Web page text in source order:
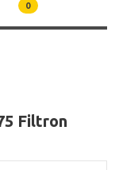
0
Filtron